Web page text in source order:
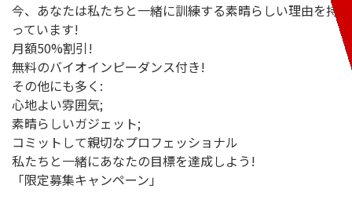
今、あなたは私たちと一緒に訓練する素晴らしい理由を持
っています!
月額50%割引!
無料のバイオインピーダンス付き!
その他にも多く:
心地よい雰囲気;
素晴らしいガジェット;
コミットして親切なプロフェッショナル
私たちと一緒にあなたの目標を達成しよう!
「限定募集キャンペーン」